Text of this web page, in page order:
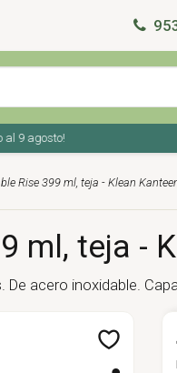
agosto!
Rise 399 ml, teja - Klean
ml, teja -
acero inoxidable.